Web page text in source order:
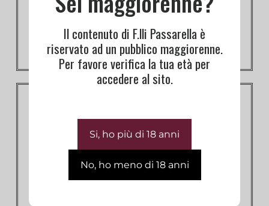
Il contenuto di F.lli Passarella è
riservato ad un pubblico maggiorenne.
Per favore verifica la tua età per
accedere al sito.